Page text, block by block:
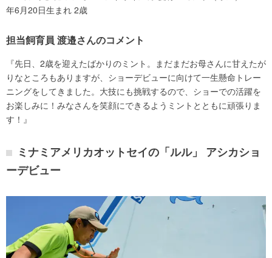
年6月20日生まれ 2歳
担当飼育員 渡邉さんのコメント
『先日、2歳を迎えたばかりのミント。まだまだお母さんに甘えたが
りなところもありますが、ショーデビューに向けて一生懸命トレー
ニングをしてきました。大技にも挑戦するので、ショーでの活躍を
お楽しみに！みなさんを笑顔にできるようミントとともに頑張りま
す！』
ミナミアメリカオットセイの「ルル」 アシカショ
ーデビュー